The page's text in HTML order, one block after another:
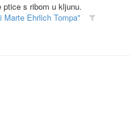
ptice s ribom u kljunu.
Ehrlich Tompa"